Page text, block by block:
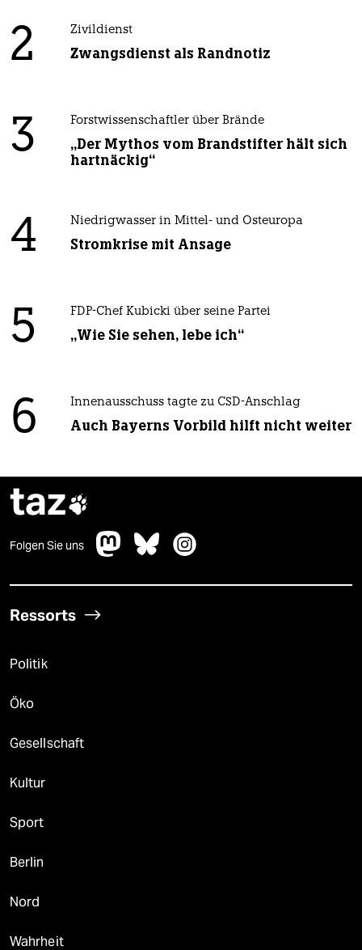
2 Zivildienst
Zwangsdienst als Randnotiz
3 Forstwissenschaftler über Brände
„Der Mythos vom Brandstifter hält sich
hartnäckig“
4 Niedrigwasser in Mittel- und Osteuropa
Stromkrise mit Ansage
5 FDP-Chef Kubicki über seine Partei
„Wie Sie sehen, lebe ich“
6 Innenausschuss tagte zu CSD-Anschlag
Auch Bayerns Vorbild hilft nicht weiter
taz
Folgen Sie uns
Ressorts
Politik
Öko
Gesellschaft
Kultur
Sport
Berlin
Nord
Wahrheit